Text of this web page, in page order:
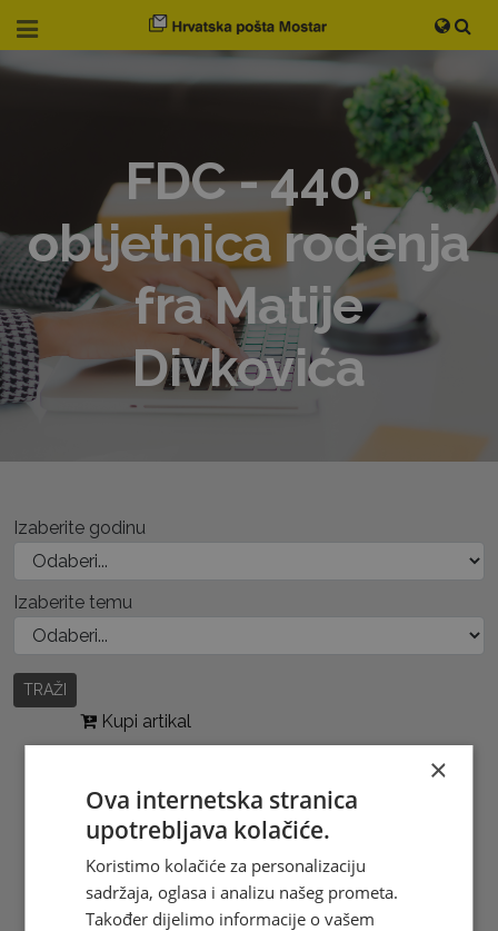
FDC - 440.
obljetnica rođenja
fra Matije
Divkovića
Izaberite godinu
Izaberite temu
TRAŽI
Kupi artikal
×
Ova internetska stranica
upotrebljava kolačiće.
Koristimo kolačiće za personalizaciju
sadržaja, oglasa i analizu našeg prometa.
Također dijelimo informacije o vašem